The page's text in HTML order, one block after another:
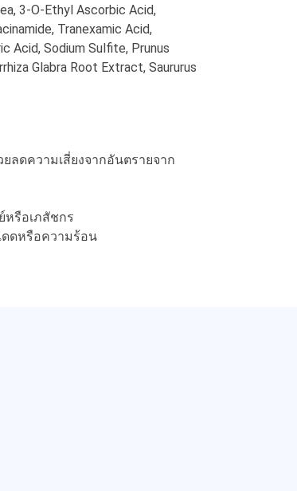
3-O-Ethyl Ascorbic Acid,
Tranexamic Acid,
Acid, Sodium Sulfite, Prunus
Glabra Root Extract, Saururus
ลดความเสี่ยงจากอันตรายจาก
หรือเภสัชกร
ดหรือความร้อน